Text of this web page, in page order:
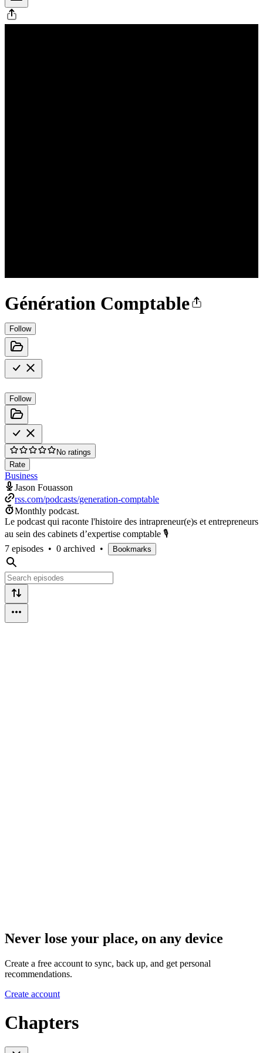
Génération Comptable
Follow
Follow
No ratings
Rate
Business
Jason Fouasson
rss.com/podcasts/generation-comptable
Monthly podcast.
Le podcast qui raconte l'histoire des intrapreneur(e)s et entrepreneurs
au sein des cabinets d’expertise comptable 🎙
7 episodes • 0 archived • Bookmarks
Never lose your place, on any device
Create a free account to sync, back up, and get personal
recommendations.
Create account
Chapters